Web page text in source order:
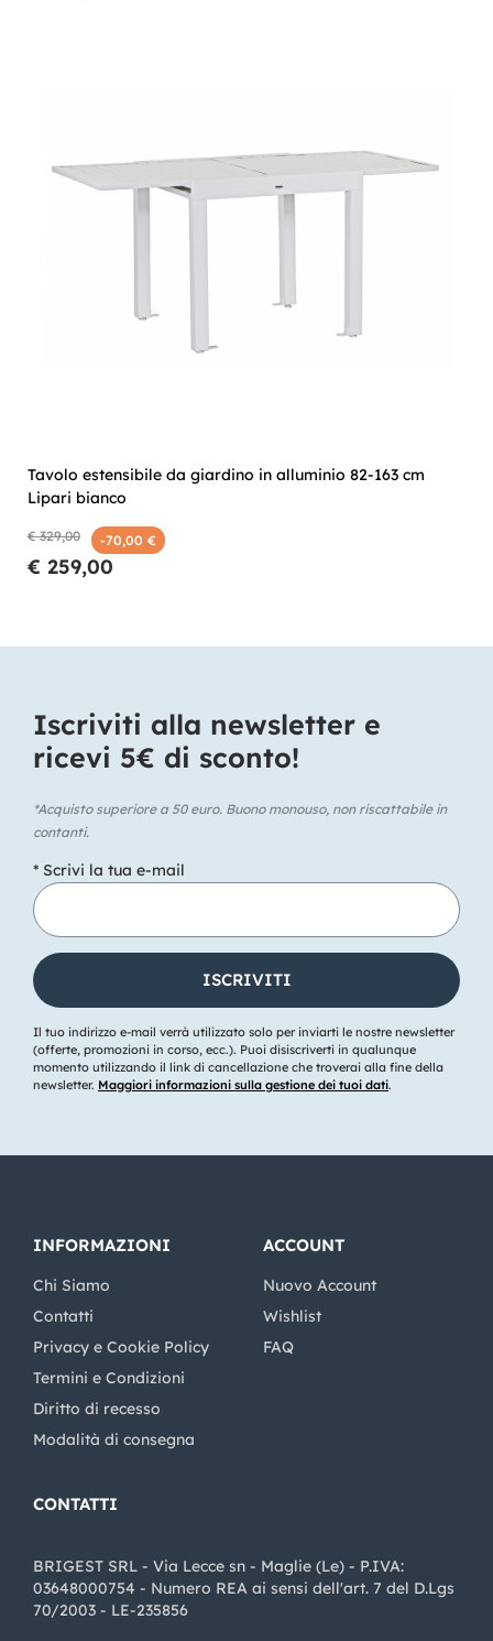
Tavolo estensibile da giardino in alluminio 82-163 cm
Lipari bianco
€ 329,00 -70,00 €
€ 259,00
Iscriviti alla newsletter e
ricevi 5€ di sconto!​
*Acquisto superiore a 50 euro. Buono monouso, non riscattabile in
contanti.
* Scrivi la tua e-mail
Il tuo indirizzo e-mail verrà utilizzato solo per inviarti le nostre newsletter
(offerte, promozioni in corso, ecc.). Puoi disiscriverti in qualunque
momento utilizzando il link di cancellazione che troverai alla fine della
newsletter. Maggiori informazioni sulla gestione dei tuoi dati.
INFORMAZIONI
Chi Siamo
Contatti
Privacy e Cookie Policy
Termini e Condizioni
Diritto di recesso
Modalità di consegna
ACCOUNT
Nuovo Account
Wishlist
FAQ
CONTATTI
BRIGEST SRL - Via Lecce sn - Maglie (Le) - P.IVA:
03648000754 - Numero REA ai sensi dell'art. 7 del D.Lgs
70/2003 - LE-235856